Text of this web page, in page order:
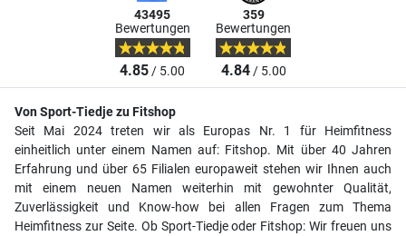
43495
Bewertungen
4.85/ 5.00
359
Bewertungen
4.84/ 5.00
Von Sport-Tiedje zu Fitshop
Seit Mai 2024 treten wir als Europas Nr. 1 für Heimfitness
einheitlich unter einem Namen auf: Fitshop. Mit über 40 Jahren
Erfahrung und über 65 Filialen europaweit stehen wir Ihnen auch
mit einem neuen Namen weiterhin mit gewohnter Qualität,
Zuverlässigkeit und Know-how bei allen Fragen zum Thema
Heimfitness zur Seite. Ob Sport-Tiedje oder Fitshop: Wir freuen uns